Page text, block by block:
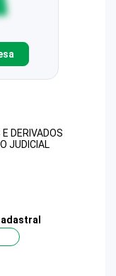
DERIVADOS
JUDICIAL